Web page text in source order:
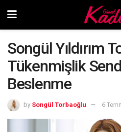
Songül Yıldırım
Tükenmişlik
Beslenme
by Songül Torbaoğlu 6